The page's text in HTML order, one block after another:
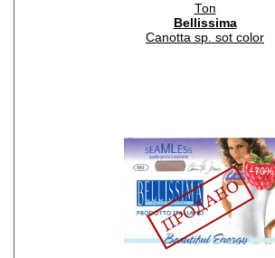
Топ
Bellissima
Canotta sp. sot color
−70%